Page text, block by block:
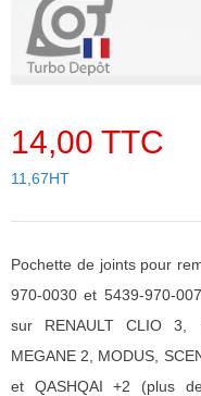
14,00 TTC
11,67HT
Pochette de joints pour
970-0030 et 5439-970-
sur RENAULT CLIO 3,
MEGANE 2, MODUS,
et QASHQAI +2 (plus